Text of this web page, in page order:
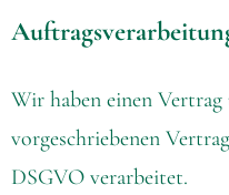
Wir haben einen
vorgeschriebenen
DSGVO verarbeitet.